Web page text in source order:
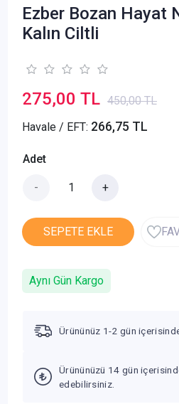
Ezber Bozan Hayat
Kalın Ciltli
275,00 TL 450,00 TL
Havale / EFT: 266,75 TL
Adet
- +
SEPETE EKLE
Aynı Gün Kargo
Ürününüz 1-2 gün
Ürününüzü 14 gün
edebilirsiniz.